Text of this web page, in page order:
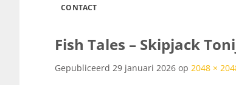
CONTACT
Fish Tales – Skipjack
Gepubliceerd 29 januari 2026 op 2048 ×